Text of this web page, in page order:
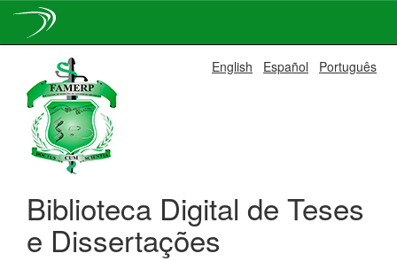
navigation
English Español Português
Biblioteca Digital de Teses
e Dissertações